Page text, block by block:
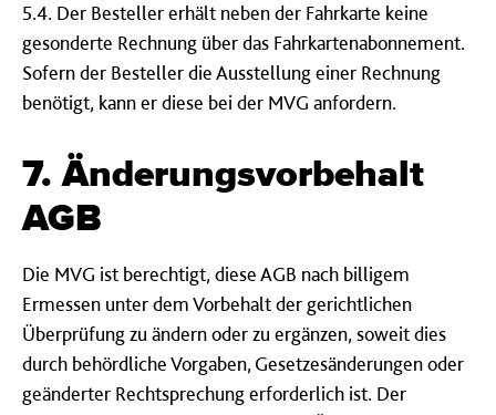
5.4. Der Besteller erhält neben der Fahrkarte keine
gesonderte Rechnung über das Fahrkartenabonnement.
Sofern der Besteller die Ausstellung einer Rechnung
benötigt, kann er diese bei der MVG anfordern.
7. Änderungsvorbehalt
AGB
Die MVG ist berechtigt, diese AGB nach billigem
Ermessen unter dem Vorbehalt der gerichtlichen
Überprüfung zu ändern oder zu ergänzen, soweit dies
durch behördliche Vorgaben, Gesetzesänderungen oder
geänderter Rechtsprechung erforderlich ist. Der